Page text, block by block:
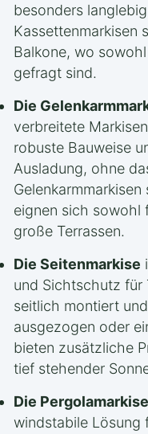
besonders
Kassettenmarkisen
Balkone, wo
gefragt sind.
Die
verbreitete
robuste Bauweise
Ausladung, ohne
eignen sich sowohl
große Terrassen.
Die Seitenmarkise
und Sichtschutz für
seitlich montiert
ausgezogen oder
bieten zusätzliche
tief stehender
Die Pergolamarkise
windstabile Lösung